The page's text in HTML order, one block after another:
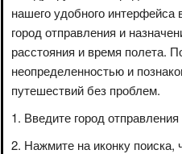
нашего удобного интерфейса
город отправления и
расстояния и время полета.
неопределенностью и
путешествий без проблем.
Введите город
Нажмите на иконку поиска,